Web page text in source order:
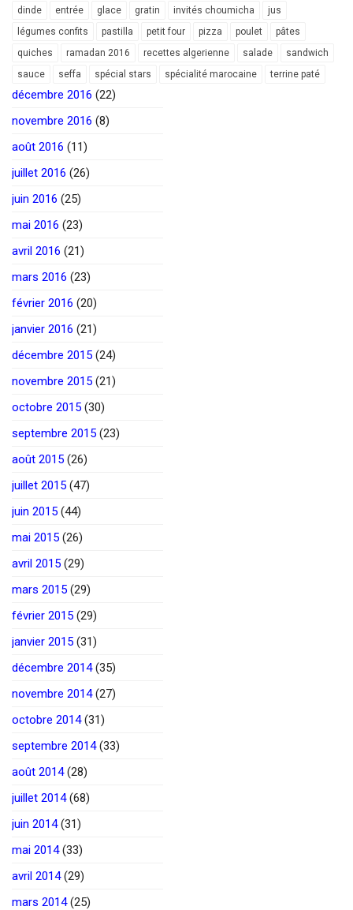
dinde entrée glace gratin invités choumicha
jus
légumes confits
pastilla petit four pizza poulet
pâtes
quiches
ramadan 2016 recettes algerienne salade
sandwich
sauce
seffa spécial stars spécialité marocaine terrine paté
décembre 2016 (22)
novembre 2016 (8)
août 2016 (11)
juillet 2016 (26)
juin 2016 (25)
mai 2016 (23)
avril 2016 (21)
mars 2016 (23)
février 2016 (20)
janvier 2016 (21)
décembre 2015 (24)
novembre 2015 (21)
octobre 2015 (30)
septembre 2015 (23)
août 2015 (26)
juillet 2015 (47)
juin 2015 (44)
mai 2015 (26)
avril 2015 (29)
mars 2015 (29)
février 2015 (29)
janvier 2015 (31)
décembre 2014(35)
novembre 2014(27)
octobre 2014(31)
septembre 2014(33)
août 2014(28)
juillet 2014(68)
juin 2014(31)
mai 2014(33)
avril 2014(29)
mars 2014(25)